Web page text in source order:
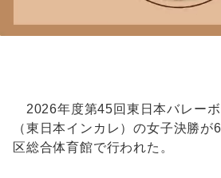
2026年度第45回東日本バレー
（東日本インカレ）の女子決勝が
区総合体育館で行われた。